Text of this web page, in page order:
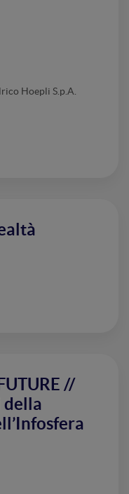
Hoepli S.p.A.
//
della